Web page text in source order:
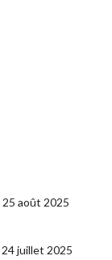
25 août 2025
24 juillet 2025